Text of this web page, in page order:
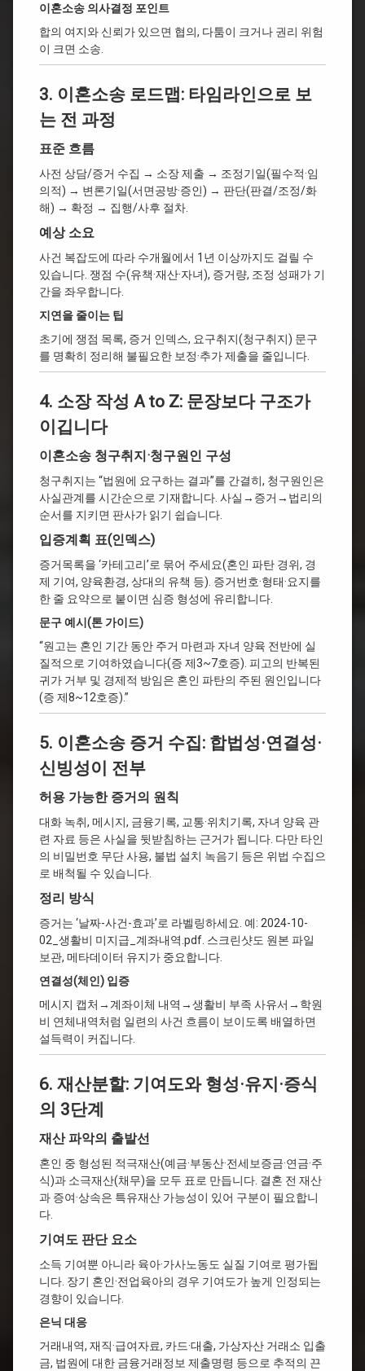
이혼소송 의사결정 포인트
합의 여지와 신뢰가 있으면 협의, 다툼이 크거나 권리 위험
이 크면 소송.
3. 이혼소송 로드맵: 타임라인으로 보
는 전 과정
표준 흐름
사전 상담/증거 수집 → 소장 제출 → 조정기일(필수적·임
의적) → 변론기일(서면공방·증인) → 판단(판결/조정/화
해) → 확정 → 집행/사후 절차.
예상 소요
사건 복잡도에 따라 수개월에서 1년 이상까지도 걸릴 수
있습니다. 쟁점 수(유책·재산·자녀), 증거량, 조정 성패가 기
간을 좌우합니다.
지연을 줄이는 팁
초기에 쟁점 목록, 증거 인덱스, 요구취지(청구취지) 문구
를 명확히 정리해 불필요한 보정·추가 제출을 줄입니다.
4. 소장 작성 A to Z: 문장보다 구조가
이깁니다
이혼소송 청구취지·청구원인 구성
청구취지는 “법원에 요구하는 결과”를 간결히, 청구원인은
사실관계를 시간순으로 기재합니다. 사실→증거→법리의
순서를 지키면 판사가 읽기 쉽습니다.
입증계획 표(인덱스)
증거목록을 ‘카테고리’로 묶어 주세요(혼인 파탄 경위, 경
제 기여, 양육환경, 상대의 유책 등). 증거번호·형태·요지를
한 줄 요약으로 붙이면 심증 형성에 유리합니다.
문구 예시(톤 가이드)
“원고는 혼인 기간 동안 주거 마련과 자녀 양육 전반에 실
질적으로 기여하였습니다(증 제3~7호증). 피고의 반복된
귀가 거부 및 경제적 방임은 혼인 파탄의 주된 원인입니다
(증 제8~12호증).”
5. 이혼소송 증거 수집: 합법성·연결성·
신빙성이 전부
허용 가능한 증거의 원칙
대화 녹취, 메시지, 금융기록, 교통·위치기록, 자녀 양육 관
련 자료 등은 사실을 뒷받침하는 근거가 됩니다. 다만 타인
의 비밀번호 무단 사용, 불법 설치 녹음기 등은 위법 수집으
로 배척될 수 있습니다.
정리 방식
증거는 ‘날짜-사건-효과’로 라벨링하세요. 예: 2024-10-
02_생활비 미지급_계좌내역.pdf. 스크린샷도 원본 파일
보관, 메타데이터 유지가 중요합니다.
연결성(체인) 입증
메시지 캡처→계좌이체 내역→생활비 부족 사유서→학원
비 연체내역처럼 일련의 사건 흐름이 보이도록 배열하면
설득력이 커집니다.
6. 재산분할: 기여도와 형성·유지·증식
의 3단계
재산 파악의 출발선
혼인 중 형성된 적극재산(예금·부동산·전세보증금·연금·주
식)과 소극재산(채무)을 모두 표로 만듭니다. 결혼 전 재산
과 증여·상속은 특유재산 가능성이 있어 구분이 필요합니
다.
기여도 판단 요소
소득 기여뿐 아니라 육아·가사노동도 실질 기여로 평가됩
니다. 장기 혼인·전업육아의 경우 기여도가 높게 인정되는
경향이 있습니다.
은닉 대응
거래내역, 재직·급여자료, 카드·대출, 가상자산 거래소 입출
금, 법원에 대한 금융거래정보 제출명령 등으로 추적의 끈